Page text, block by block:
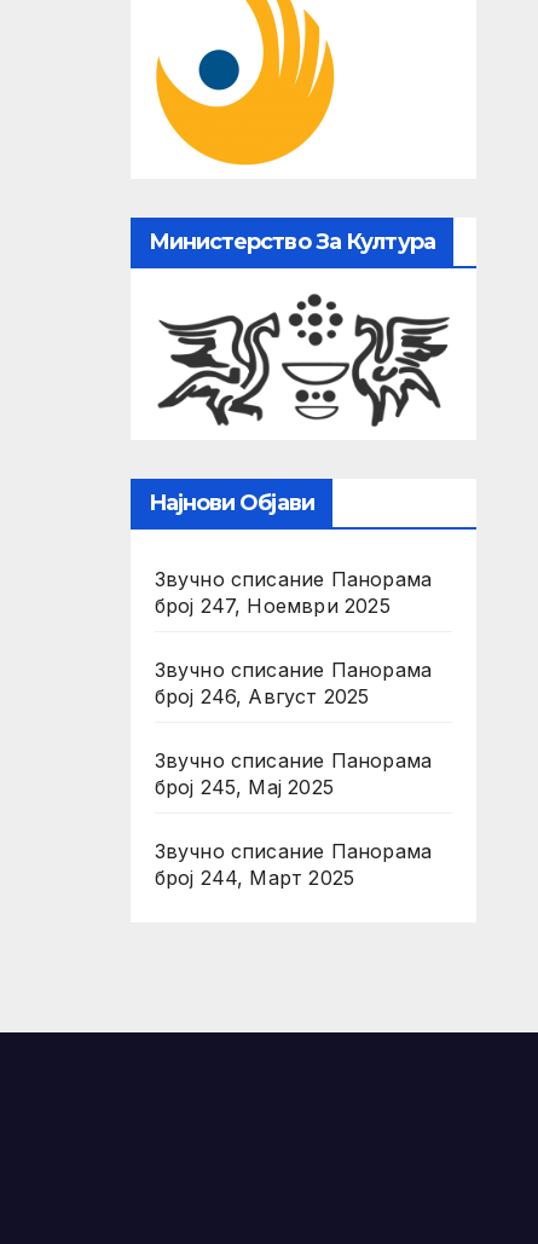
Министерство За Култура
Најнови Објави
Звучно списание Панорама
број 247, Ноември 2025
Звучно списание Панорама
број 246, Август 2025
Звучно списание Панорама
број 245, Мај 2025
Звучно списание Панорама
број 244, Март 2025